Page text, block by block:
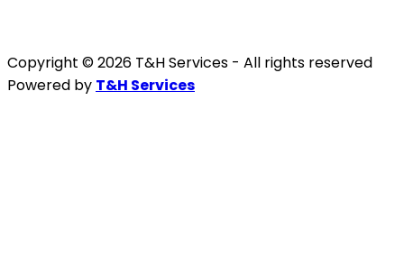
Copyright © 2026 T&H Services - All rights reserved
Powered by T&H Services